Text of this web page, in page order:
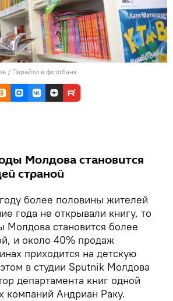
/ Перейти в фотобанк
Молдова становится
страной
более половины жителей
года не открывали книгу, то
Молдова становится более
и около 40% продаж
приходится на детскую
в студии Sputnik Молдова
департамента книг одной
компаний Андриан Раку.